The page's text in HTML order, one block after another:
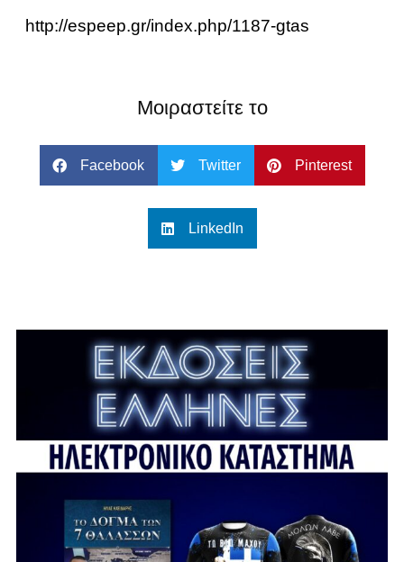
http://espeep.gr/index.php/1187-gtas
Μοιραστείτε το
Facebook Twitter Pinterest
LinkedIn